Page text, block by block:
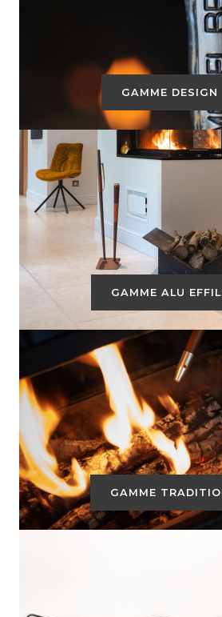
GAMME DESIGN
GAMME ALU
GAMME